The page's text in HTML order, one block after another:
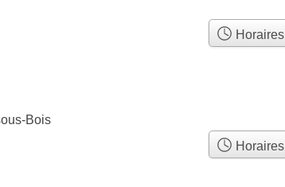
Horaires
Bois
Horaires